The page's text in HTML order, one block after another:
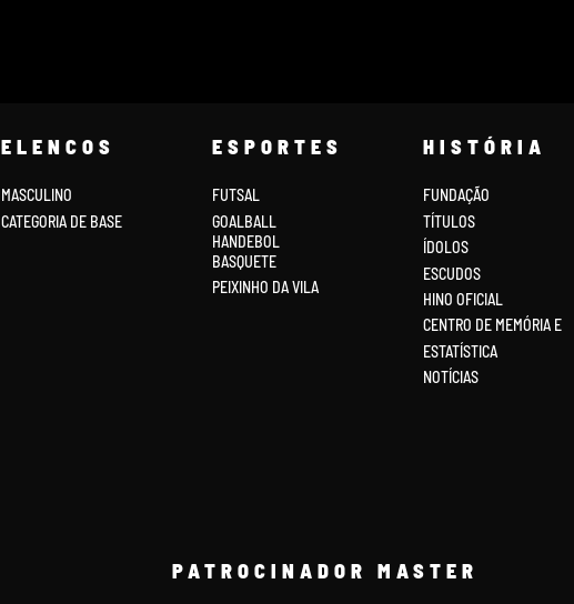
ELENCOS
MASCULINO
CATEGORIA DE BASE
ESPORTES
FUTSAL
GOALBALL
HANDEBOL
BASQUETE
PEIXINHO DA VILA
HISTÓRIA
FUNDAÇÃO
TÍTULOS
ÍDOLOS
ESCUDOS
HINO OFICIAL
CENTRO DE MEMÓRIA E
ESTATÍSTICA
NOTÍCIAS
PATROCINADOR MASTER